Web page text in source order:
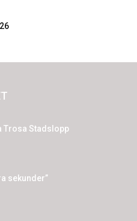
Trosa Stadslopp
sekunder”